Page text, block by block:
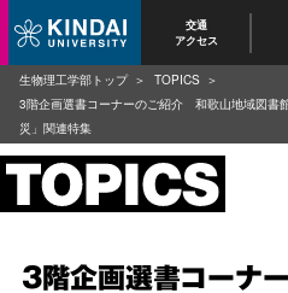
交通
アクセス
3階企画選書コーナ
生物理工学部トップ
TOPICS
3階企画選書コーナーのご紹介 和歌山地域図書
災」関連特集